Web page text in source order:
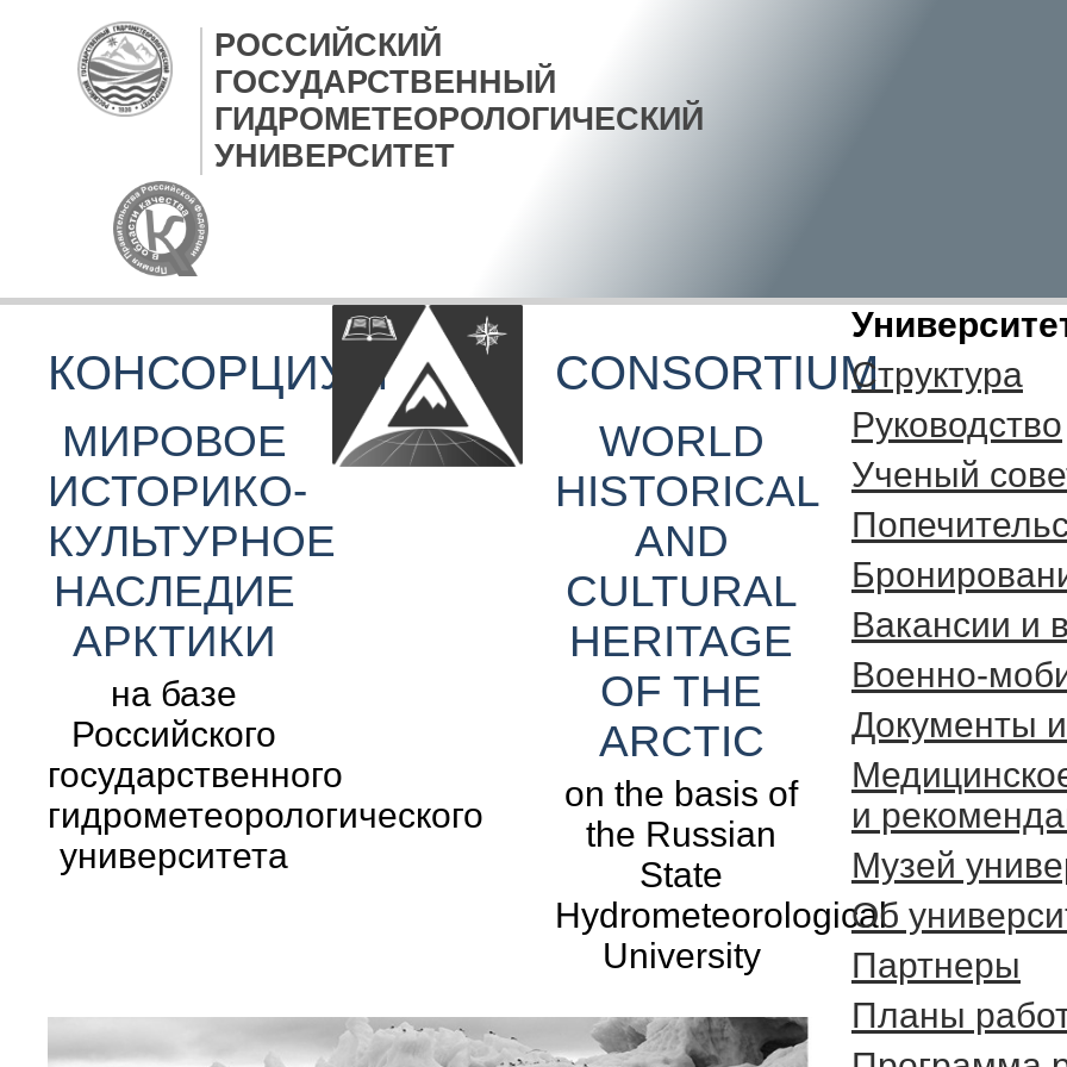
РОССИЙСКИЙ
ГОСУДАРСТВЕННЫЙ
ГИДРОМЕТЕОРОЛОГИЧЕСКИЙ
УНИВЕРСИТЕТ
КОНСОРЦИУМ
МИРОВОЕ
ИСТОРИКО-
КУЛЬТУРНОЕ
НАСЛЕДИЕ
АРКТИКИ
на базе
Российского
государственного
гидрометеорологического
университета
CONSORTIUM
WORLD
HISTORICAL
AND
CULTURAL
HERITAGE
OF THE
ARCTIC
on the basis of
the Russian
State
Hydrometeorological
University
Структура
Руководство
Ученый
Вакансии и
Военно-
Документы
и
Музей
Об
Партнеры
Планы